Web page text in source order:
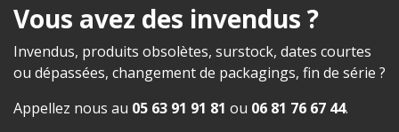
Vous avez des invendus ?
Invendus, produits obsolètes, surstock, dates courtes
ou dépassées, changement de packagings, fin de série ?
Appellez nous au 05 63 91 91 81 ou 06 81 76 67 44.